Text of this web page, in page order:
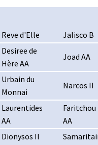
Reve d'Elle
Jalisco B
Desiree de
Hère AA
Joad AA
Urbain du
Monnai
Narcos II
Laurentides
AA
Faritchou
AA
Dionysos II